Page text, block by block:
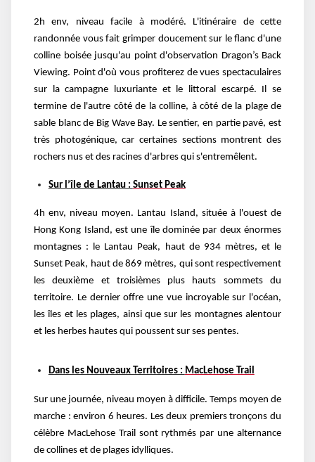
2h env, niveau facile à modéré. L'itinéraire de cette
randonnée vous fait grimper doucement sur le flanc d'une
colline boisée jusqu'au point d'observation Dragon’s Back
Viewing. Point d'où vous profiterez de vues spectaculaires
sur la campagne luxuriante et le littoral escarpé. Il se
termine de l'autre côté de la colline, à côté de la plage de
sable blanc de Big Wave Bay. Le sentier, en partie pavé, est
très photogénique, car certaines sections montrent des
rochers nus et des racines d'arbres qui s'entremêlent.
Sur l’île de Lantau : Sunset Peak
4h env, niveau moyen. Lantau Island, située à l'ouest de
Hong Kong Island, est une île dominée par deux énormes
montagnes : le Lantau Peak, haut de 934 mètres, et le
Sunset Peak, haut de 869 mètres, qui sont respectivement
les deuxième et troisièmes plus hauts sommets du
territoire. Le dernier offre une vue incroyable sur l'océan,
les îles et les plages, ainsi que sur les montagnes alentour
et les herbes hautes qui poussent sur ses pentes.
Dans les Nouveaux Territoires : MacLehose Trail
Sur une journée, niveau moyen à difficile. Temps moyen de
marche : environ 6 heures. Les deux premiers tronçons du
célèbre MacLehose Trail sont rythmés par une alternance
de collines et de plages idylliques.